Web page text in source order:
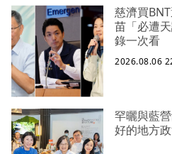
慈濟買
苗「必遭
錄一次看
2026.08.06
罕曬與藍
好的地方